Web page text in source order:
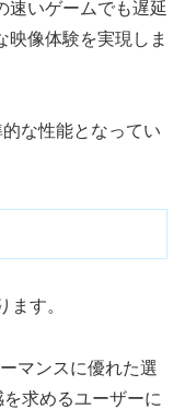
速いゲームでも遅延
映像体験を実現しま
な性能となってい
ます。
マンスに優れた選
求めるユーザーに